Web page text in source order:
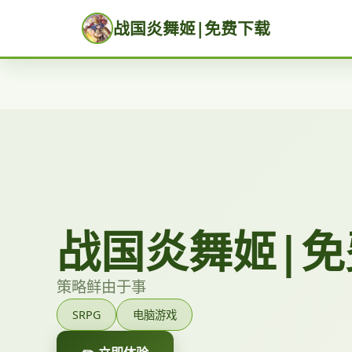
战国炎舞姬|免费下载
战国炎舞姬|
策略鲜由于事
SRPG 电脑游戏